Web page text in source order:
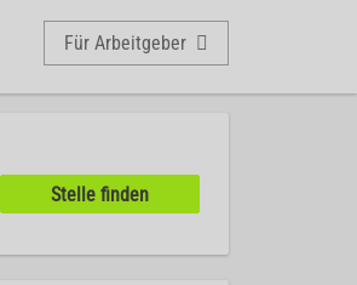
Für Arbeitgeber